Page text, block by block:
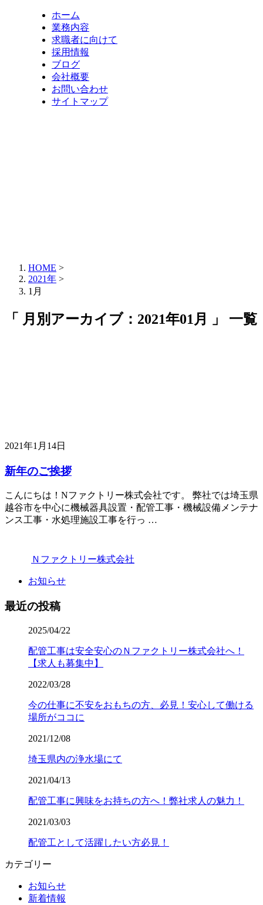
ホーム
業務内容
求職者に向けて
採用情報
ブログ
会社概要
お問い合わせ
サイトマップ
HOME >
2021年 >
1月
「 月別アーカイブ：2021年01月 」 一覧
2021年1月14日
新年のご挨拶
こんにちは！Nファクトリー株式会社です。 弊社では埼玉県
越谷市を中心に機械器具設置・配管工事・機械設備メンテナ
ンス工事・水処理施設工事を行っ …
Ｎファクトリー株式会社
お知らせ
最近の投稿
2025/04/22
配管工事は安全安心のＮファクトリー株式会社へ！
【求人も募集中】
2022/03/28
今の仕事に不安をおもちの方、必見！安心して働ける
場所がココに
2021/12/08
埼玉県内の浄水場にて
2021/04/13
配管工事に興味をお持ちの方へ！弊社求人の魅力！
2021/03/03
配管工として活躍したい方必見！
カテゴリー
お知らせ
新着情報